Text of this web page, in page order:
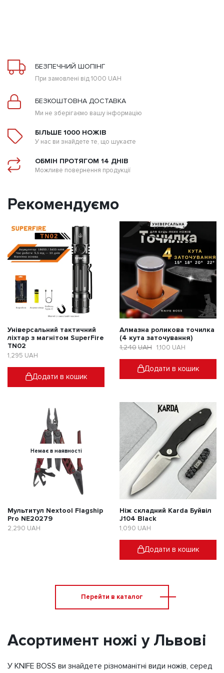
БЕЗПЕЧНИЙ ШОПІНГ
При замовлені від 1000 UAH
БЕЗКОШТОВНА ДОСТАВКА
Ми не зберігаємо вашу інформацію
БІЛЬШЕ 1000 НОЖІВ
У нас ви знайдете те, що шукаєте
ОБМІН ПРОТЯГОМ 14 ДНІВ
Можливе повернення продукції
Рекомендуємо
Універсальний тактичний
ліхтар з магнітом SuperFire
TN02
1,295 UAH
Додати в кошик
Алмазна роликова точилка
(4 кута заточування)
1,240UAH
Оригінальна
1,240UAH.
1,100 UAH
Поточна
1,100UAH.
Додати в кошик
Немає в наявності
Мультитул Nextool Flagship
Pro NE20279
2,290 UAH
Ніж складний Karda Буйвіл
J104 Black
1,090 UAH
Додати в кошик
Перейти в каталог
Асортимент ножі у Львові
У KNIFE BOSS ви знайдете різноманітні види ножів, серед